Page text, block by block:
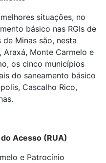
situações, no
básico nas RGIs de
Minas são, nesta
Araxá, Monte Carmelo e
os cinco municípios
do saneamento básico
Cascalho Rico,
Acesso (RUA)
e Patrocínio